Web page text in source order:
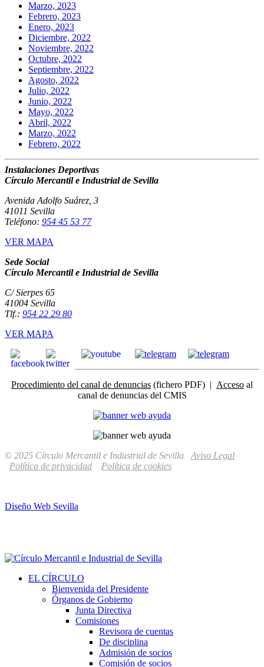
Marzo, 2023
Febrero, 2023
Enero, 2023
Diciembre, 2022
Noviembre, 2022
Octubre, 2022
Septiembre, 2022
Agosto, 2022
Julio, 2022
Junio, 2022
Mayo, 2022
Abril, 2022
Marzo, 2022
Febrero, 2022
Instalaciones Deportivas
Círculo Mercantil e Industrial de Sevilla
Avenida Adolfo Suárez, 3
41011 Sevilla
Teléfono: 954 45 53 77
VER MAPA
Sede Social
Círculo Mercantil e Industrial de Sevilla
C/ Sierpes 65
41004 Sevilla
Tlf.: 954 22 29 80
VER MAPA
Procedimiento del canal de denuncias (fichero PDF) | Acceso al
canal de denuncias del CMIS
© 2025 Círculo Mercantil e Industrial de Sevilla Aviso Legal
Política de privacidad
Política de cookies
Diseño Web Sevilla
EL CÍRCULO
Bienvenida del Presidente
Órganos de Gobierno
Junta Directiva
Comisiones
Revisora de cuentas
De disciplina
Admisión de socios
Comisión de socios